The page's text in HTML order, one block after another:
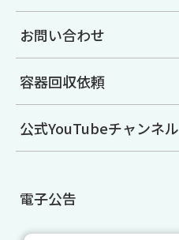
お問い合わせ
容器回収依頼
公式YouTubeチャンネル
電子公告